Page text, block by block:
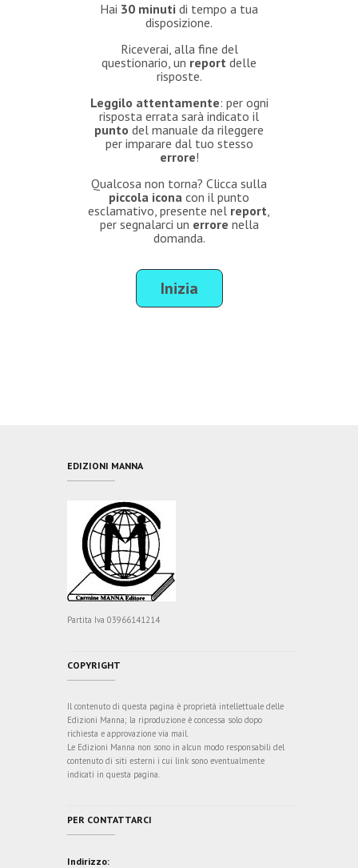
Hai 30 minuti di tempo a tua
disposizione.
Riceverai, alla fine del
questionario, un report delle
risposte.
Leggilo attentamente: per ogni
risposta errata sarà indicato il
punto del manuale da rileggere
per imparare dal tuo stesso
errore!
Qualcosa non torna? Clicca sulla
piccola icona con il punto
esclamativo, presente nel report,
per segnalarci un errore nella
domanda.
EDIZIONI MANNA
Partita Iva 03966141214
COPYRIGHT
Il contenuto di questa pagina è proprietà intellettuale delle
Edizioni Manna; la riproduzione è concessa solo dopo
richiesta e approvazione via mail.
Le Edizioni Manna non sono in alcun modo responsabili del
contenuto di siti esterni i cui link sono eventualmente
indicati in questa pagina.
PER CONTATTARCI
Indirizzo: